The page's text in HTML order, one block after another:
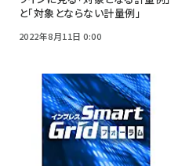
と「対象とならない計量例」
2022年8月11日 0:00